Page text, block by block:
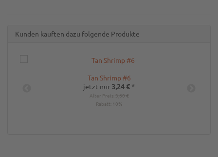
Kunden kauften dazu folgende Produkte
Tan Shrimp #6
jetzt nur 3,24 € *
Alter Preis: 3,60 €
Rabatt: 10%